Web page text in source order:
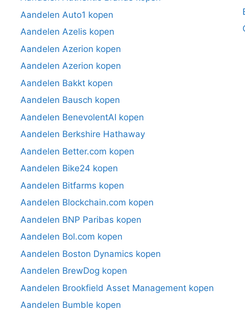
Aandelen Auto1 kopen
Aandelen Azelis kopen
Aandelen Azerion kopen
Aandelen Azerion kopen
Aandelen Bakkt kopen
Aandelen Bausch kopen
Aandelen BenevolentAI kopen
Aandelen Berkshire Hathaway
Aandelen Better.com kopen
Aandelen Bike24 kopen
Aandelen Bitfarms kopen
Aandelen Blockchain.com kopen
Aandelen BNP Paribas kopen
Aandelen Bol.com kopen
Aandelen Boston Dynamics kopen
Aandelen BrewDog kopen
Aandelen Brookfield Asset Management kopen
Aandelen Bumble kopen